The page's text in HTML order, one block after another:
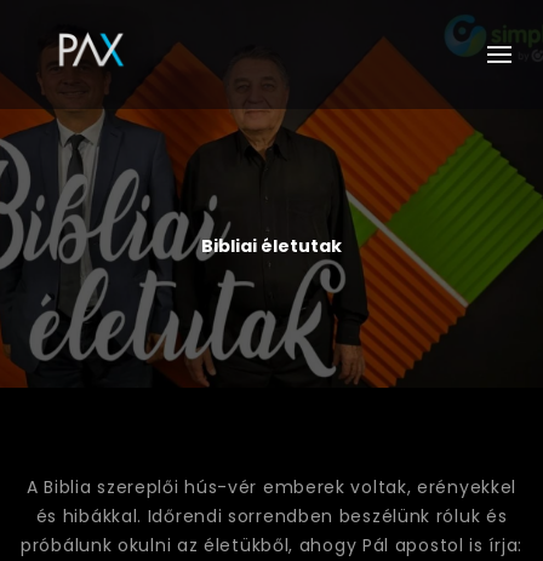
Bibliai életutak
A Biblia szereplői hús-vér emberek voltak, erényekkel
és hibákkal. Időrendi sorrendben beszélünk róluk és
próbálunk okulni az életükből, ahogy Pál apostol is írja: